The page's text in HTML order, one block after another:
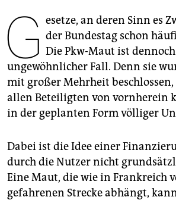
abo
genossenschaft
epaper login
G esetze, an deren Sinn es
der Bundestag schon
Die Pkw-Maut ist
ungewöhnlicher Fall. Denn sie
mit großer Mehrheit
allen Beteiligten von vornherein
in der geplanten Form völliger
Dabei ist die Idee einer
durch die Nutzer nicht
Eine Maut, die wie in Frankreich
gefahrenen Strecke abhängt,